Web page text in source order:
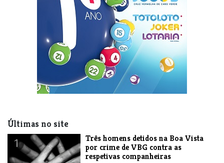
Últimas no site
1
Três homens detidos na Boa Vista
por crime de VBG contra as
respetivas companheiras